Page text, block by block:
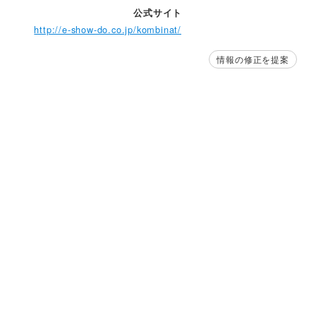
公式サイト
http://e-show-do.co.jp/kombinat/
情報の修正を提案